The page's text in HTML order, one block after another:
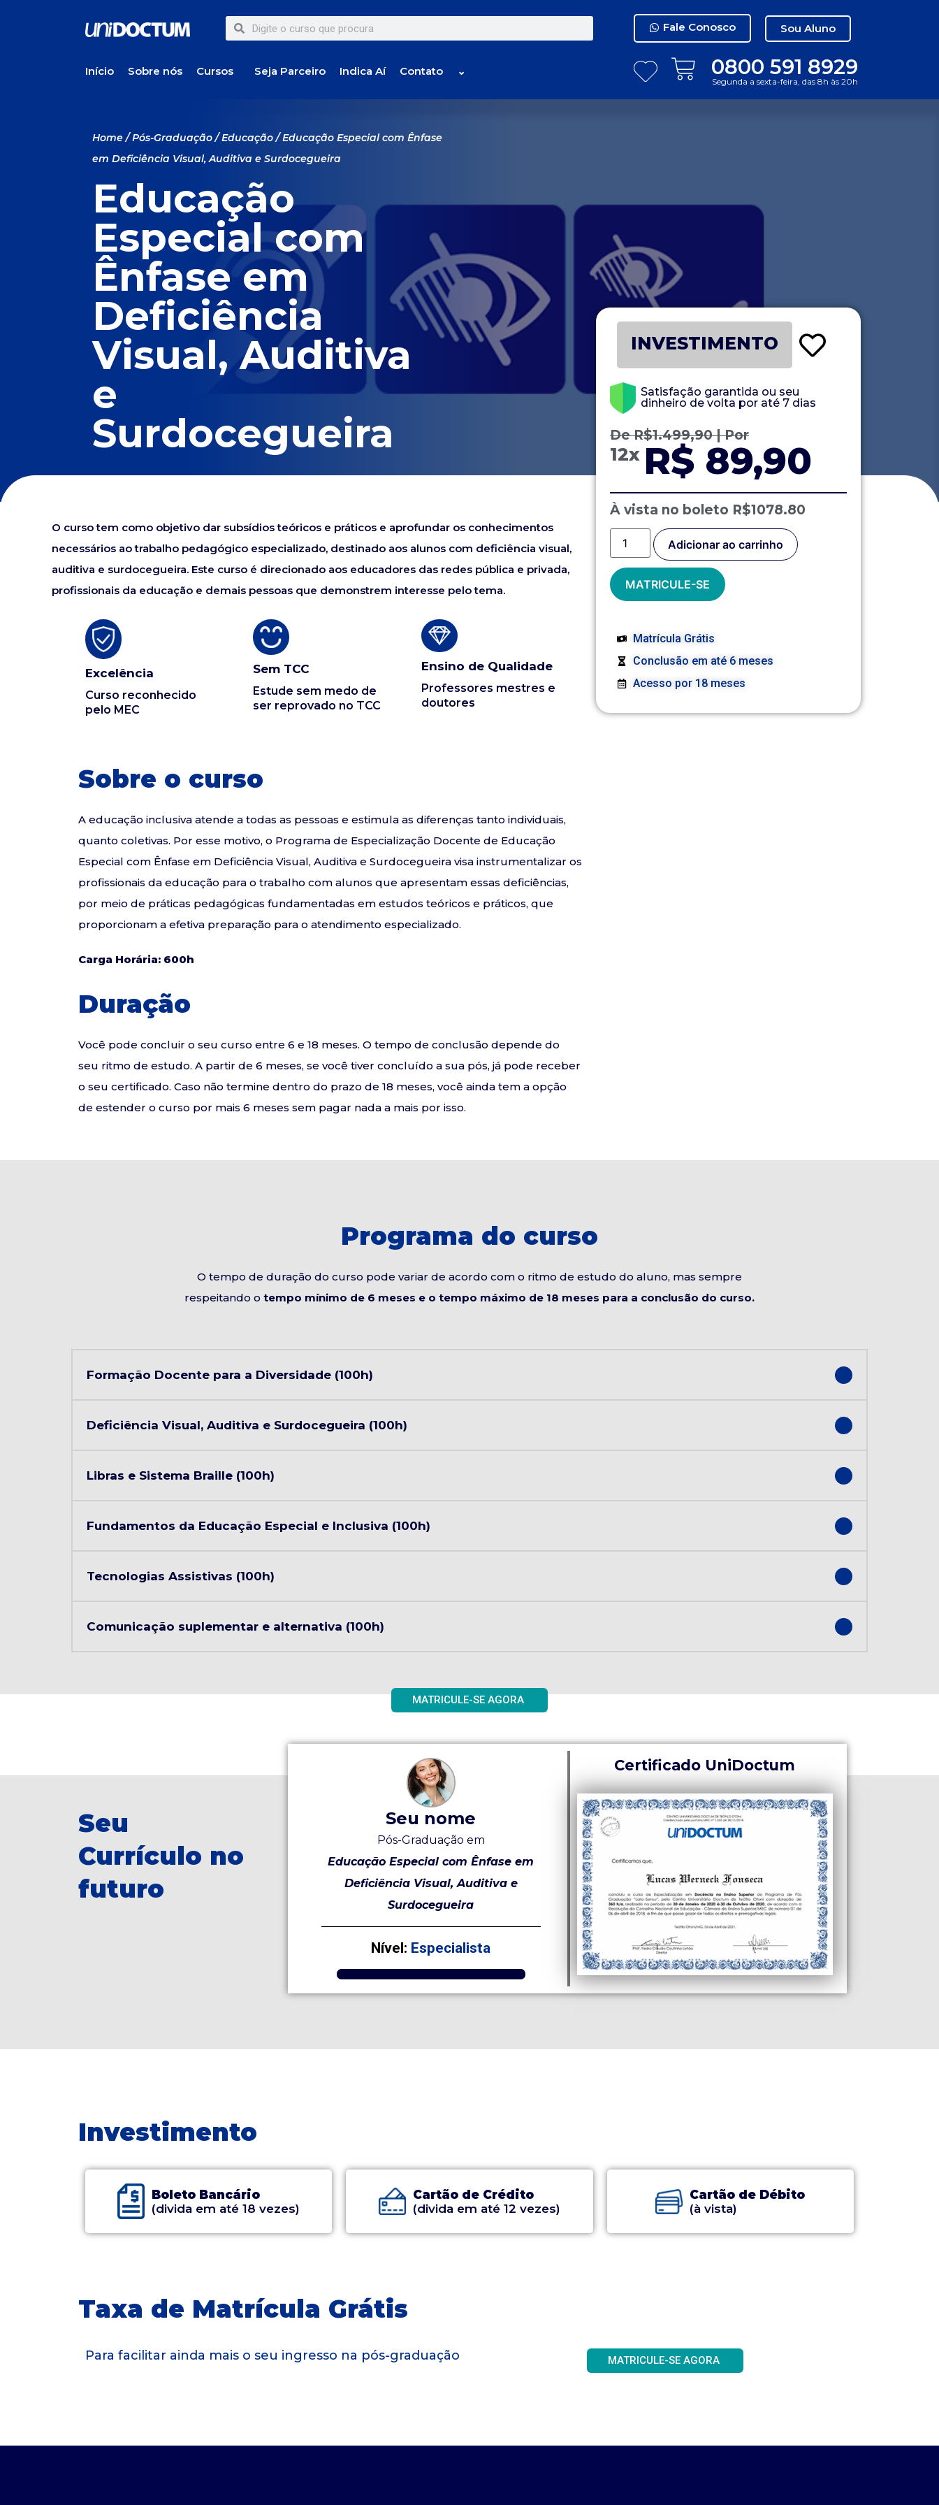
Fale Conosco Sou Aluno
Início Sobre nós Cursos Seja Parceiro Indica Aí Contato ⌄ 0800 591 8929
Segunda a sexta-feira, das 8h às 20h
Home/Pós-Graduação/Educação/ Educação Especial com Ênfase
em Deficiência Visual, Auditiva e Surdocegueira
Educação
Especial com
Ênfase em
Deficiência
Visual, Auditiva
e
Surdocegueira
O curso tem como objetivo dar subsídios teóricos e práticos e aprofundar os conhecimentos
necessários ao trabalho pedagógico especializado, destinado aos alunos com deficiência visual,
auditiva e surdocegueira. Este curso é direcionado aos educadores das redes pública e privada,
profissionais da educação e demais pessoas que demonstrem interesse pelo tema.
Excelência
Curso reconhecido
pelo MEC
Sem TCC
Estude sem medo de
ser reprovado no TCC
Ensino de Qualidade
Professores mestres e
doutores
Sobre o curso
A educação inclusiva atende a todas as pessoas e estimula as diferenças tanto individuais,
quanto coletivas. Por esse motivo, o Programa de Especialização Docente de Educação
Especial com Ênfase em Deficiência Visual, Auditiva e Surdocegueira visa instrumentalizar os
profissionais da educação para o trabalho com alunos que apresentam essas deficiências,
por meio de práticas pedagógicas fundamentadas em estudos teóricos e práticos, que
proporcionam a efetiva preparação para o atendimento especializado.
Carga Horária: 600h
Duração
Você pode concluir o seu curso entre 6 e 18 meses. O tempo de conclusão depende do
seu ritmo de estudo. A partir de 6 meses, se você tiver concluído a sua pós, já pode receber
o seu certificado. Caso não termine dentro do prazo de 18 meses, você ainda tem a opção
de estender o curso por mais 6 meses sem pagar nada a mais por isso.
INVESTIMENTO
Satisfação garantida ou seu
dinheiro de volta por até 7 dias
DeR$1.499,90| Por
12x R$ 89,90
À vista no boleto R$1078.80
Adicionar ao carrinho
MATRICULE-SE
Matrícula Grátis
Conclusão em até 6 meses
Acesso por 18 meses
Programa do curso
O tempo de duração do curso pode variar de acordo com o ritmo de estudo do aluno, mas sempre
respeitando o tempo mínimo de 6 meses e o tempo máximo de 18 meses para a conclusão do curso.
Formação Docente para a Diversidade (100h)
Deficiência Visual, Auditiva e Surdocegueira (100h)
Libras e Sistema Braille (100h)
Fundamentos da Educação Especial e Inclusiva (100h)
Tecnologias Assistivas (100h)
Comunicação suplementar e alternativa (100h)
MATRICULE-SE AGORA
Seu
Currículo no
futuro
Seu nome
Pós-Graduação em
Educação Especial com Ênfase em
Deficiência Visual, Auditiva e
Surdocegueira
Nível: Especialista
Certificado UniDoctum
Investimento
Boleto Bancário
(divida em até 18 vezes)
Cartão de Crédito
(divida em até 12 vezes)
Cartão de Débito
(à vista)
Taxa de Matrícula Grátis
Para facilitar ainda mais o seu ingresso na pós-graduação MATRICULE-SE AGORA